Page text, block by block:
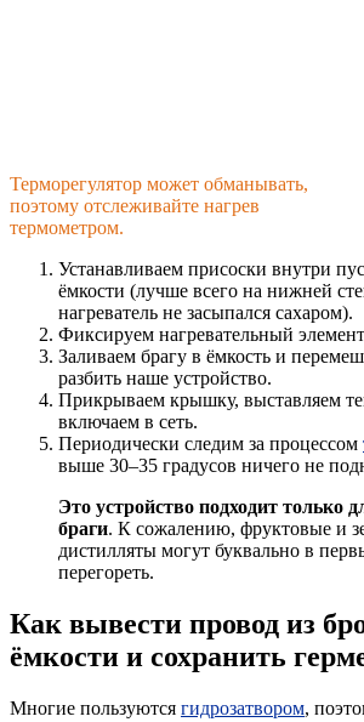
Терморегулятор может обманывать,
поэтому отслеживайте нагрев
термометром.
Устанавливаем присоски внутри
ёмкости (лучше всего на нижней
нагреватель не засыпался сахаром).
Фиксируем нагревательный
Заливаем брагу в ёмкость и
разбить наше устройство.
Прикрываем крышку, выставляем
включаем в сеть.
Периодически следим за процессом
выше 30–35 градусов ничего не
Это устройство подходит только
браги. К сожалению, фруктовые и
дистилляты могут буквально в
перегореть.
Как вывести провод из
ёмкости и сохранить
Многие пользуются гидрозатвором,